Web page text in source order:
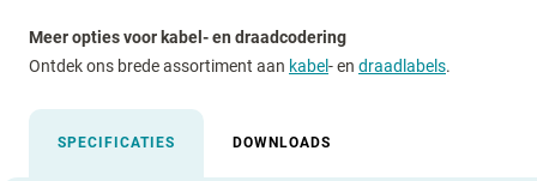
Meer opties voor kabel- en draadcodering
Ontdek ons brede assortiment aan kabel- en draadlabels.
SPECIFICATIES DOWNLOADS